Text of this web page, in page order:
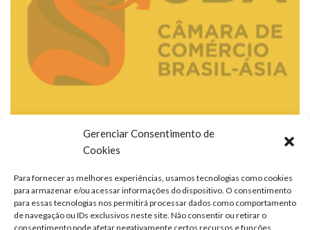
Gerenciar Consentimento de
Cookies
Para fornecer as melhores experiências, usamos tecnologias como cookies
para armazenar e/ou acessar informações do dispositivo. O consentimento
para essas tecnologias nos permitirá processar dados como comportamento
de navegação ou IDs exclusivos neste site. Não consentir ou retirar o
consentimento pode afetar negativamente certos recursos e funções.